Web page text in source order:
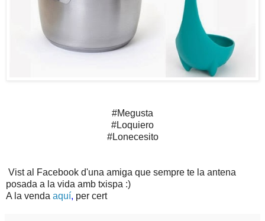
#Megusta
#Loquiero
#Lonecesito
Vist al Facebook d'una amiga que sempre te la antena
posada a la vida amb txispa :)
A la venda aquí, per cert